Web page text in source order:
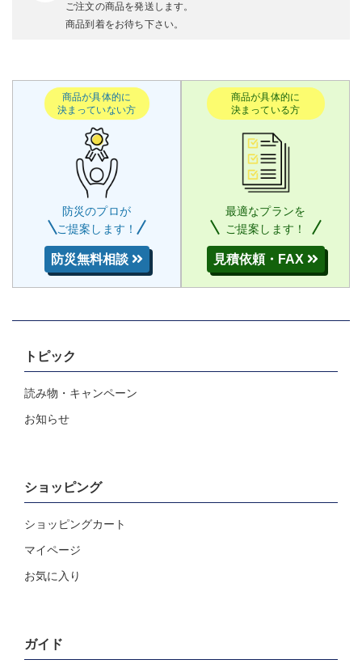
ご注文の商品を発送します。
商品到着をお待ち下さい。
商品が具体的に
決まっていない方
防災のプロが
ご提案します！
防災無料相談
商品が具体的に
決まっている方
最適なプランを
ご提案します！
見積依頼・FAX
トピック
読み物・キャンペーン
お知らせ
ショッピング
ショッピングカート
マイページ
お気に入り
ガイド